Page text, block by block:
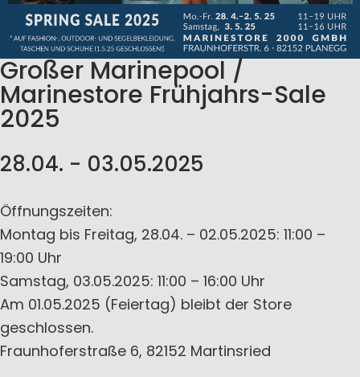
Großer Marinepool /
Marinestore Frühjahrs-Sale
2025
28.04. - 03.05.2025
Öffnungszeiten:
Montag bis Freitag, 28.04. – 02.05.2025: 11:00 –
19:00 Uhr
Samstag, 03.05.2025: 11:00 – 16:00 Uhr
Am 01.05.2025 (Feiertag) bleibt der Store
geschlossen.
Fraunhoferstraße 6, 82152 Martinsried